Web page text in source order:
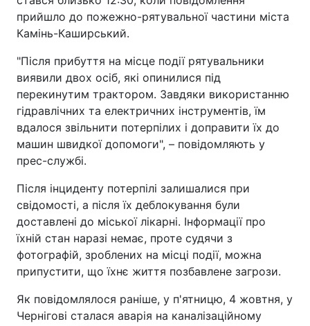
прийшло до пожежно-рятувальної частини міста
Камінь-Каширський.
"Після прибуття на місце події рятувальники
виявили двох осіб, які опинилися під
перекинутим трактором. Завдяки використанню
гідравлічних та електричних інструментів, їм
вдалося звільнити потерпілих і доправити їх до
машин швидкої допомоги", – повідомляють у
прес-службі.
Після інциденту потерпілі залишалися при
свідомості, а після їх деблокування були
доставлені до міської лікарні. Інформації про
їхній стан наразі немає, проте судячи з
фотографій, зроблених на місці події, можна
припустити, що їхнє життя позбавлене загрози.
Як повідомлялося раніше, у п'ятницю, 4 жовтня, у
Чернігові сталася аварія на каналізаційному